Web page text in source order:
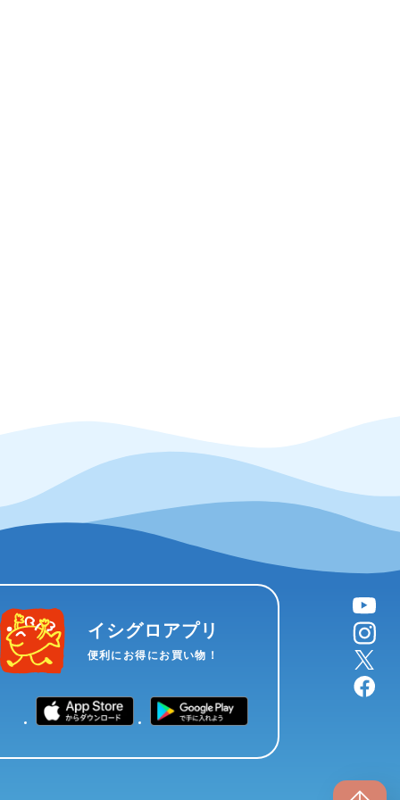
イシグロアプリ
便利にお得にお買い物！
YouTube
instagram
X
facebook